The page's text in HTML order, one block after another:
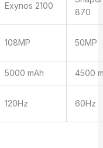
Exynos 2100
870
108MP 50MP
5000 mAh 4500
120Hz 60Hz